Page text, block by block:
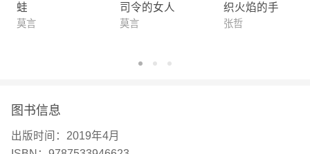
义。所以我一再读你的作品，就是喜欢高密。我很可
通透的感觉、奇异的想象力、旺盛的创造精神以及他
对叙事艺术的持久热情，使他的小说成了当代文学变
蛙
莫言
司令的女人
莫言
织火焰的手
张哲
图书信息
出版时间： 2019年4月